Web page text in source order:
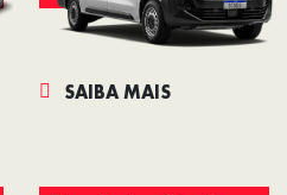
SAIBA MAIS